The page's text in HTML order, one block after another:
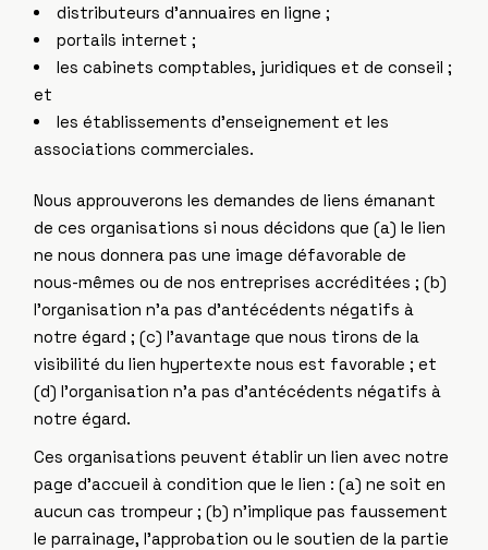
distributeurs d’annuaires en ligne ;
portails internet ;
les cabinets comptables, juridiques et de conseil ;
et
les établissements d’enseignement et les
associations commerciales.
Nous approuverons les demandes de liens émanant
de ces organisations si nous décidons que (a) le lien
ne nous donnera pas une image défavorable de
nous-mêmes ou de nos entreprises accréditées ; (b)
l’organisation n’a pas d’antécédents négatifs à
notre égard ; (c) l’avantage que nous tirons de la
visibilité du lien hypertexte nous est favorable ; et
(d) l’organisation n’a pas d’antécédents négatifs à
notre égard.
Ces organisations peuvent établir un lien avec notre
page d’accueil à condition que le lien : (a) ne soit en
aucun cas trompeur ; (b) n’implique pas faussement
le parrainage, l’approbation ou le soutien de la partie